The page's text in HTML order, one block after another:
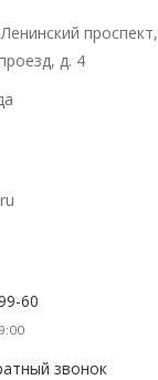
проспект,
д. 4
60
звонок